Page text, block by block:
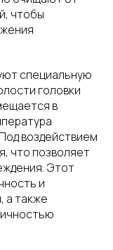
чтобы
специальную
головки
в
воздействием
что позволяет
Этот
и
а также